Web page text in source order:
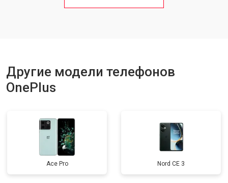
Ремонт цепи питания от 3200 ₽
Другие модели телефонов
OnePlus
Ace Pro Nord CE 3